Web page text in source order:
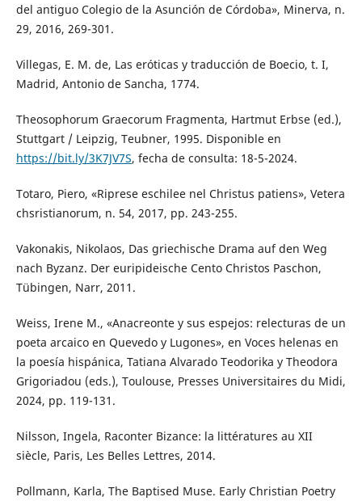
del antiguo Colegio de la Asunción de Córdoba», Minerva, n.
29, 2016, 269-301.
Villegas, E. M. de, Las eróticas y traducción de Boecio, t. I,
Madrid, Antonio de Sancha, 1774.
Theosophorum Graecorum Fragmenta, Hartmut Erbse (ed.),
Stuttgart / Leipzig, Teubner, 1995. Disponible en
https://bit.ly/3K7JV7S, fecha de consulta: 18-5-2024.
Totaro, Piero, «Riprese eschilee nel Christus patiens», Vetera
chsristianorum, n. 54, 2017, pp. 243-255.
Vakonakis, Nikolaos, Das griechische Drama auf den Weg
nach Byzanz. Der euripideische Cento Christos Paschon,
Tübingen, Narr, 2011.
Weiss, Irene M., «Anacreonte y sus espejos: relecturas de un
poeta arcaico en Quevedo y Lugones», en Voces helenas en
la poesía hispánica, Tatiana Alvarado Teodorika y Theodora
Grigoriadou (eds.), Toulouse, Presses Universitaires du Midi,
2024, pp. 119-131.
Nilsson, Ingela, Raconter Bizance: la littératures au XII
siècle, Paris, Les Belles Lettres, 2014.
Pollmann, Karla, The Baptised Muse. Early Christian Poetry